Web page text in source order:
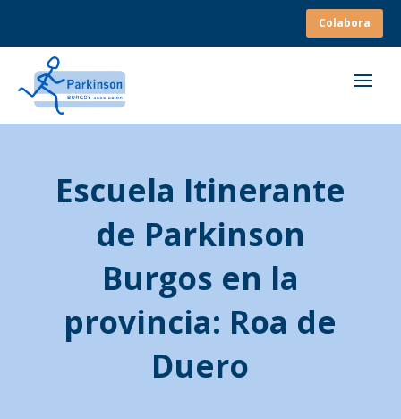
Colabora
Escuela Itinerante
de Parkinson
Burgos en la
provincia: Roa de
Duero